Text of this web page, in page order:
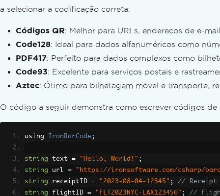
a selecionar a codificação correta:
Códigos QR: Melhor para URLs, endereços de e-
Code128: Ideal para dados alfanuméricos como
PDF417: Perfeito para dados complexos como
Code93: Excelente para serviços postais e
Aztec: Ótimo para bilhetagem móvel e transporte,
O código a seguir demonstra como escrever códigos de
using IronBarCode ;
string text = "Hello, World!" ;
string url = "https://ironsoftware.com/csharp/
string receiptID = "2023-08-04-12345" ;
// Receipt
string flightID = "FLT2023NYC-LAX123456" ; //